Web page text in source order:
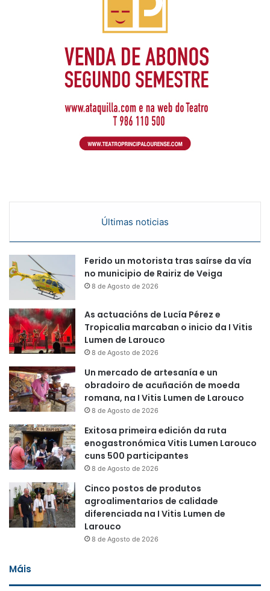
Últimas noticias
Ferido un motorista tras saírse da vía
no municipio de Rairiz de Veiga
8 de Agosto de 2026
As actuacións de Lucía Pérez e
Tropicalia marcaban o inicio da I Vitis
Lumen de Larouco
8 de Agosto de 2026
Un mercado de artesanía e un
obradoiro de acuñación de moeda
romana, na I Vitis Lumen de Larouco
8 de Agosto de 2026
Exitosa primeira edición da ruta
enogastronómica Vitis Lumen Larouco
cuns 500 participantes
8 de Agosto de 2026
Cinco postos de produtos
agroalimentarios de calidade
diferenciada na I Vitis Lumen de
Larouco
8 de Agosto de 2026
Máis